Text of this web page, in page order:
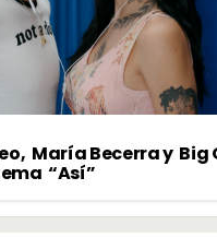
María Becerra y Big
“Así”